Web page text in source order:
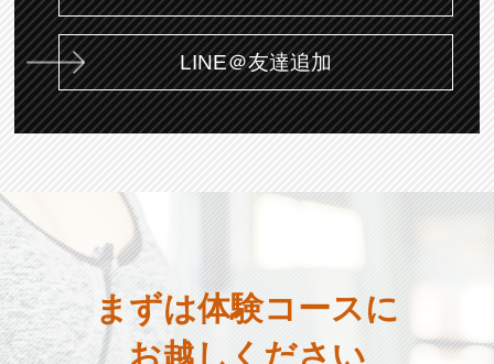
LINE＠友達追加
まずは体験コースに
お越しください